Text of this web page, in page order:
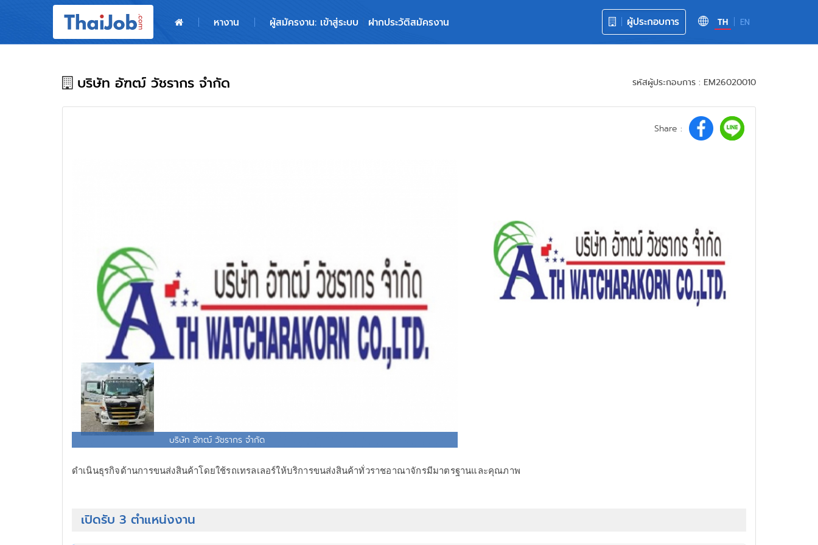
TH EN
ผู้ประกอบการ
หางาน ผู้สมัครงาน: เข้าสู่ระบบ ฝากประวัติสมัครงาน
ผู้สมัครงาน: เข้าสู่ระบบ
บริษัท อัฑฒ์ วัชรากร จำกัด รหัสผู้ประกอบการ : EM26020010
Share :
บริษัท อัฑฒ์ วัชรากร จำกัด
ดำเนินธุรกิจด้านการขนส่งสินค้าโดยใช้รถเทรลเลอร์ให้บริการขนส่งสินค้าทั่วราชอาณาจักรมีมาตรฐานและคุณภาพ
เปิดรับ 3 ตำแหน่งงาน